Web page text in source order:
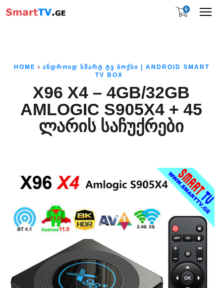
0
HOME
ᲐᲜᲓᲠᲝᲘᲓ ᲡᲛᲐᲠᲢ ᲢᲕ ᲑᲝᲥᲡᲘ | ANDROID SMART
TV BOX
X96 X4 – 4GB/32GB
AMLOGIC S905X4 + 45
ᲚᲐᲠᲘᲡ ᲡᲐᲩᲣᲥᲠᲔᲑᲘ